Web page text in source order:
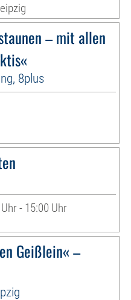
– mit allen
8plus
- 15:00 Uhr
Geißlein« –